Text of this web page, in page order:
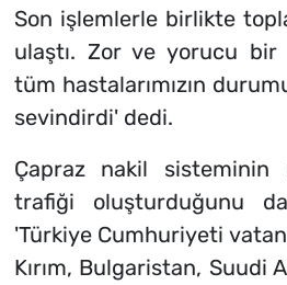
Son işlemlerle birlikte
ulaştı. Zor ve yorucu bir
tüm hastalarımızın
sevindirdi' dedi.
Çapraz nakil sisteminin
trafiği oluşturduğunu
'Türkiye Cumhuriyeti
Kırım, Bulgaristan, Suudi